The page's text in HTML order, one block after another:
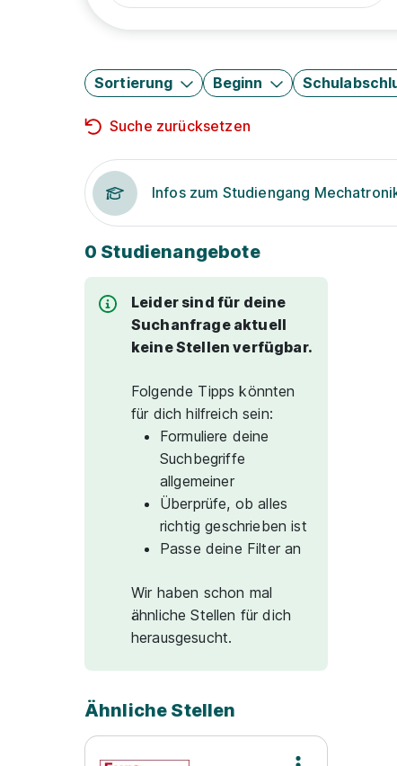
Sortierung Beginn
Suche zurücksetzen
Infos zum Studiengang
0 Studienangebote
Leider sind für deine
Suchanfrage aktuell
keine Stellen verfügbar.
Folgende Tipps könnten
für dich hilfreich sein:
Formuliere deine
Suchbegriffe
allgemeiner
Überprüfe, ob alles
richtig geschrieben ist
Passe deine Filter an
Wir haben schon mal
ähnliche Stellen für dich
herausgesucht.
Ähnliche Stellen